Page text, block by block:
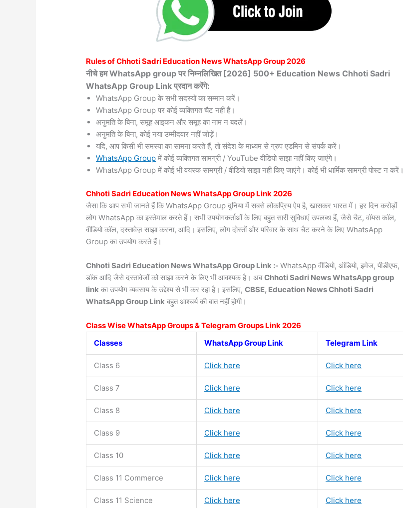
Rules ofChhoti Sadri Education News WhatsApp Group 2026
नीचे हम WhatsApp group पर निम्नलिखित [2026] 500+ Education News Chhoti Sadri
WhatsApp Group Link प्रदान करेंगे:
WhatsApp Group के सभी सदस्यों का सम्मान करें।
WhatsApp Group पर कोई व्यक्तिगत चैट नहीं हैं।
अनुमति के बिना, समूह आइकन और समूह का नाम न बदलें।
अनुमति के बिना, कोई नया उम्मीदवार नहीं जोड़ें।
यदि, आप किसी भी समस्या का सामना करते हैं, तो संदेश के माध्यम से ग्रुप एडमिन से संपर्क करें।
WhatsApp Group में कोई व्यक्तिगत सामग्री / YouTube वीडियो साझा नहीं किए जाएंगे।
WhatsApp Group में कोई भी वयस्क सामग्री / वीडियो साझा नहीं किए जाएंगे। कोई भी धार्मिक सामग्री पोस्ट न करें।
Chhoti Sadri Education News WhatsApp Group Link 2026
जैसा कि आप सभी जानते हैं कि WhatsApp Group दुनिया में सबसे लोकप्रिय ऐप है, खासकर भारत में। हर दिन करोड़ों
लोग WhatsApp का इस्तेमाल करते हैं। सभी उपयोगकर्ताओं के लिए बहुत सारी सुविधाएं उपलब्ध हैं, जैसे चैट, वॉयस कॉल,
वीडियो कॉल, दस्तावेज़ साझा करना, आदि। इसलिए, लोग दोस्तों और परिवार के साथ चैट करने के लिए WhatsApp
Group का उपयोग करते हैं।
Chhoti Sadri Education News WhatsApp Group Link :-WhatsApp वीडियो, ऑडियो, इमेज, पीडीएफ,
डॉक आदि जैसे दस्तावेजों को साझा करने के लिए भी आवश्यक है। अबChhoti Sadri NewsWhatsApp group
link का उपयोग व्यवसाय के उद्देश्य से भी कर रहा है। इसलिए,CBSE, Education News Chhoti Sadri
WhatsApp Group Link बहुत आश्चर्य की बात नहीं होगी।
Class Wise WhatsApp Groups & Telegram Groups Link 2026
Classes
WhatsApp Group Link Telegram Link
Class 6 Click here Click here
Class 7 Click here Click here
Class 8 Click here Click here
Class 9 Click here Click here
Class 10 Click here Click here
Class 11 Commerce Click here Click here
Class 11 Science Click here Click here